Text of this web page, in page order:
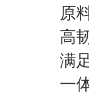
原
高
满
一